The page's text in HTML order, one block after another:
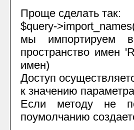
Проще сделать так:
$query-
мы импортируем
пространство имен
имен)
Доступ
к значению
Если методу не
поумолчанию